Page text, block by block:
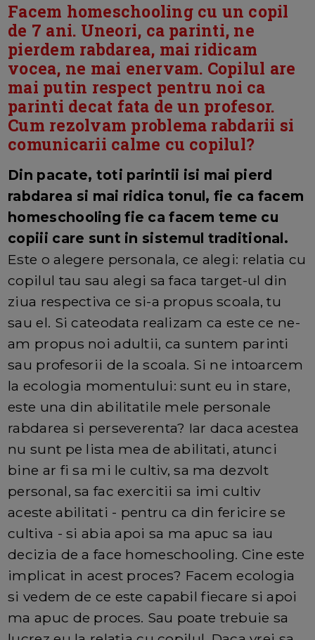
Facem homeschooling cu un copil
de 7 ani. Uneori, ca parinti, ne
pierdem rabdarea, mai ridicam
vocea, ne mai enervam. Copilul are
mai putin respect pentru noi ca
parinti decat fata de un profesor.
Cum rezolvam problema rabdarii si
comunicarii calme cu copilul?
Din pacate, toti parintii isi mai pierd
rabdarea si mai ridica tonul, fie ca facem
homeschooling fie ca facem teme cu
copiii care sunt in sistemul traditional.
Este o alegere personala, ce alegi: relatia cu
copilul tau sau alegi sa faca target-ul din
ziua respectiva ce si-a propus scoala, tu
sau el. Si cateodata realizam ca este ce ne-
am propus noi adultii, ca suntem parinti
sau profesorii de la scoala. Si ne intoarcem
la ecologia momentului: sunt eu in stare,
este una din abilitatile mele personale
rabdarea si perseverenta? Iar daca acestea
nu sunt pe lista mea de abilitati, atunci
bine ar fi sa mi le cultiv, sa ma dezvolt
personal, sa fac exercitii sa imi cultiv
aceste abilitati - pentru ca din fericire se
cultiva - si abia apoi sa ma apuc sa iau
decizia de a face homeschooling. Cine este
implicat in acest proces? Facem ecologia
si vedem de ce este capabil fiecare si apoi
ma apuc de proces. Sau poate trebuie sa